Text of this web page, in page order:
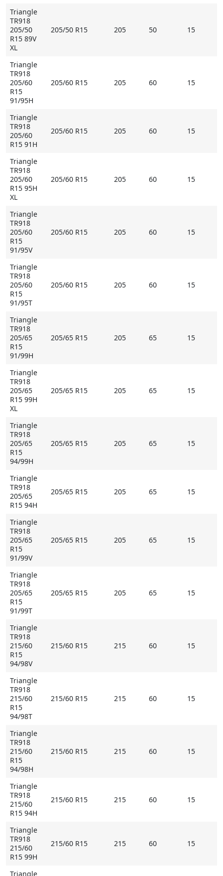
Triangle
TR918
205/50
R15 89V
XL
205/50 R15 205 50 15
Triangle
TR918
205/60
R15
91/95H
205/60 R15 205 60 15
Triangle
TR918
205/60
R15 91H
205/60 R15 205 60 15
Triangle
TR918
205/60
R15 95H
XL
205/60 R15 205 60 15
Triangle
TR918
205/60
R15
91/95V
205/60 R15 205 60 15
Triangle
TR918
205/60
R15
91/95T
205/60 R15 205 60 15
Triangle
TR918
205/65
R15
91/99H
205/65 R15 205 65 15
Triangle
TR918
205/65
R15 99H
XL
205/65 R15 205 65 15
Triangle
TR918
205/65
R15
94/99H
205/65 R15 205 65 15
Triangle
TR918
205/65
R15 94H
205/65 R15 205 65 15
Triangle
TR918
205/65
R15
91/99V
205/65 R15 205 65 15
Triangle
TR918
205/65
R15
91/99T
205/65 R15 205 65 15
Triangle
TR918
215/60
R15
94/98V
215/60 R15 215 60 15
Triangle
TR918
215/60
R15
94/98T
215/60 R15 215 60 15
Triangle
TR918
215/60
R15
94/98H
215/60 R15 215 60 15
Triangle
TR918
215/60
R15 94H
215/60 R15 215 60 15
Triangle
TR918
215/60
R15 99H
215/60 R15 215 60 15
Triangle